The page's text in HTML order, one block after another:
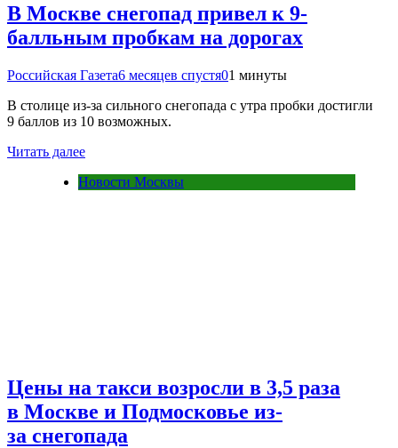
В Москве снегопад привел к 9-
балльным пробкам на дорогах
Российская Газета6 месяцев спустя01 минуты
В столице из-за сильного снегопада с утра пробки достигли
9 баллов из 10 возможных.
Читать далее
Новости Москвы
Цены на такси возросли в 3,5 раза
в Москве и Подмосковье из-
за снегопада